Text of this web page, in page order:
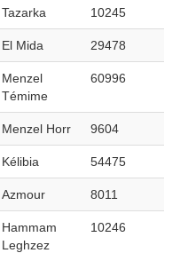
Tazarka 10245
El Mida 29478
Menzel
Témime
60996
Menzel Horr 9604
Kélibia 54475
Azmour 8011
Hammam
Leghzez
10246